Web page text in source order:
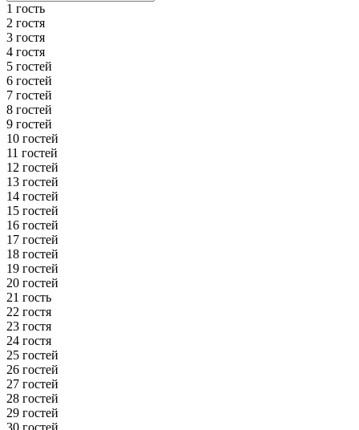
1 гость
2 гостя
3 гостя
4 гостя
5 гостей
6 гостей
7 гостей
8 гостей
9 гостей
10 гостей
11 гостей
12 гостей
13 гостей
14 гостей
15 гостей
16 гостей
17 гостей
18 гостей
19 гостей
20 гостей
21 гость
22 гостя
23 гостя
24 гостя
25 гостей
26 гостей
27 гостей
28 гостей
29 гостей
30 гостей